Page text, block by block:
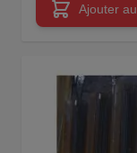
Ajouter